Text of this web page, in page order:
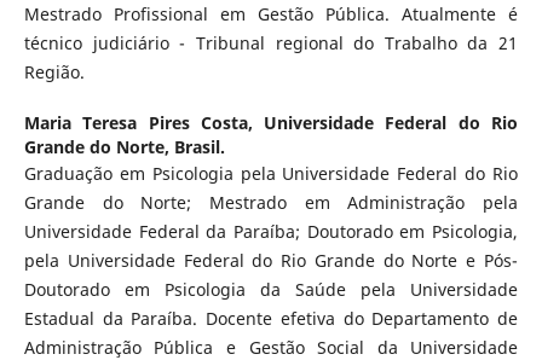
Mestrado Profissional em Gestão Pública. Atualmente é
técnico judiciário - Tribunal regional do Trabalho da 21
Região.
Maria Teresa Pires Costa, Universidade Federal do Rio
Grande do Norte, Brasil.
Graduação em Psicologia pela Universidade Federal do Rio
Grande do Norte; Mestrado em Administração pela
Universidade Federal da Paraíba; Doutorado em Psicologia,
pela Universidade Federal do Rio Grande do Norte e Pós-
Doutorado em Psicologia da Saúde pela Universidade
Estadual da Paraíba. Docente efetiva do Departamento de
Administração Pública e Gestão Social da Universidade